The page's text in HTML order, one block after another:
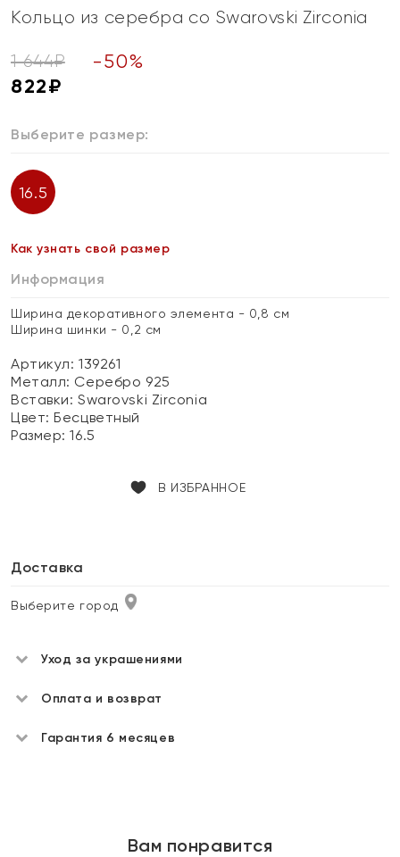
Кольцо из серебра со Swarovski Zirconia
1 644₽ -50%
822₽
Выберите размер:
16.5
Как узнать свой размер
Информация
Ширина декоративного элемента - 0,8 см
Ширина шинки - 0,2 см
Артикул: 139261
Металл: Серебро 925
Вставки:Swarovski Zirconia
Цвет:Бесцветный
Размер:16.5
В ИЗБРАННОЕ
Доставка
Выберите город
Уход за украшениями
Оплата и возврат
Гарантия 6 месяцев
Вам понравится